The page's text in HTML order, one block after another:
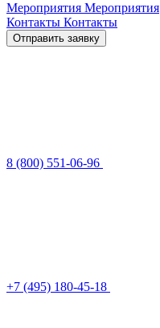
Мероприятия Мероприятия
Контакты Контакты
Отправить заявку
8 (800) 551-06-96
+7 (495) 180-45-18